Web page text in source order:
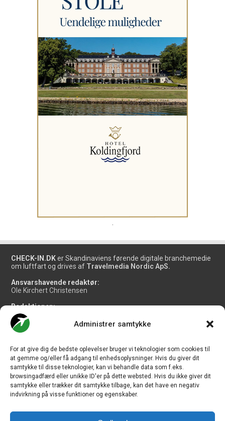
Administrer samtykke
For at give dig de bedste oplevelser bruger vi teknologier som cookies til
at gemme og/eller få adgang til enhedsoplysninger. Hvis du giver dit
samtykke til disse teknologier, kan vi behandle data som f.eks.
browsingadfærd eller unikke ID'er på dette websted. Hvis du ikke giver dit
samtykke eller trækker dit samtykke tilbage, kan det have en negativ
indvirkning på visse funktioner og egenskaber.
CHECK-IN.DK er Skandinaviens førende digitale branchemedie
om luftfart og drives af Travelmedia Nordic ApS.
Ansvarshavende redaktør:
Ole Kirchert Christensen
Redaktionen:
Christian Granhøj Skouboe
Henrik Baumgarten
Danny Longhi Andreasen
Salg og jobannoncer:
salg@travelmedianordic.com
Vi tager ansvar for indholdet og er tilmeldt